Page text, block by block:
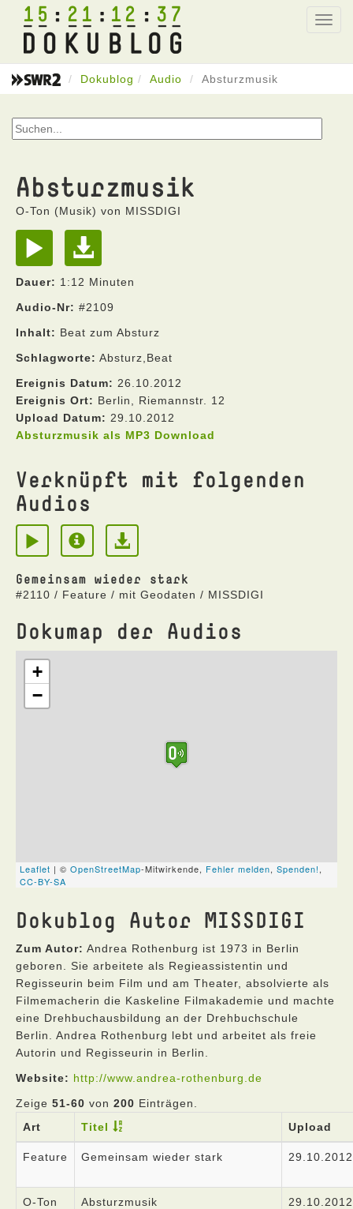
15 21 12 37
Dokublog Audio Absturzmusik
Absturzmusik
O-Ton (Musik) von MISSDIGI
Dauer: 1:12 Minuten
Audio-Nr: #2109
Inhalt: Beat zum Absturz
Schlagworte: Absturz,Beat
Ereignis Datum: 26.10.2012
Ereignis Ort: Berlin, Riemannstr. 12
Upload Datum: 29.10.2012
Absturzmusik als MP3 Download
Verknüpft mit folgenden
Audios
Gemeinsam wieder stark
#2110 / Feature / mit Geodaten / MISSDIGI
Dokumap der Audios
Dokublog Autor MISSDIGI
Zum Autor: Andrea Rothenburg ist 1973 in Berlin
geboren. Sie arbeitete als Regieassistentin und
Regisseurin beim Film und am Theater, absolvierte als
Filmemacherin die Kaskeline Filmakademie und machte
eine Drehbuchausbildung an der Drehbuchschule
Berlin. Andrea Rothenburg lebt und arbeitet als freie
Autorin und Regisseurin in Berlin.
Website: http://www.andrea-rothenburg.de
Zeige 51-60 von 200 Einträgen.
Art
Titel Upload
Feature Gemeinsam wieder stark 29.10.2012
O-Ton Absturzmusik 29.10.2012